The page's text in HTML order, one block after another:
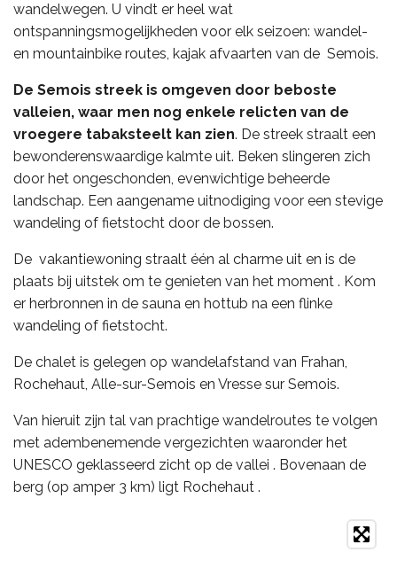
wandelwegen. U vindt er heel wat
ontspanningsmogelijkheden voor elk seizoen: wandel-
en mountainbike routes, kajak afvaarten van de Semois.
De Semois streek is omgeven door beboste
valleien, waar men nog enkele relicten van de
vroegere tabaksteelt kan zien. De streek straalt een
bewonderenswaardige kalmte uit. Beken slingeren zich
door het ongeschonden, evenwichtige beheerde
landschap. Een aangename uitnodiging voor een stevige
wandeling of fietstocht door de bossen.
De vakantiewoning straalt één al charme uit en is de
plaats bij uitstek om te genieten van het moment . Kom
er herbronnen in de sauna en hottub na een flinke
wandeling of fietstocht.
De chalet is gelegen op wandelafstand van Frahan,
Rochehaut, Alle-sur-Semois en Vresse sur Semois.
Van hieruit zijn tal van prachtige wandelroutes te volgen
met adembenemende vergezichten waaronder het
UNESCO geklasseerd zicht op de vallei . Bovenaan de
berg (op amper 3 km) ligt Rochehaut .